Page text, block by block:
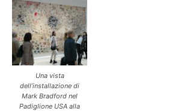
Una vista
dell’installazione di
Mark Bradford nel
Padiglione USA alla